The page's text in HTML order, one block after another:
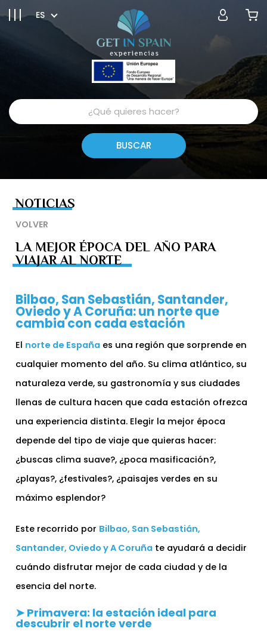
ES
NOTICIAS
VOLVER
LA MEJOR ÉPOCA DEL AÑO PARA
VIAJAR AL NORTE
Bilbao, San Sebastián, Santander,
Oviedo y A Coruña: un norte que
cambia con cada estación
El norte de España es una región que sorprende en
cualquier momento del año. Su clima atlántico, su
naturaleza verde, su gastronomía y sus ciudades
llenas de cultura hacen que cada estación ofrezca
una experiencia distinta. Elegir la mejor época
depende del tipo de viaje que quieras hacer:
¿buscas clima suave?, ¿poca masificación?,
¿playas?, ¿festivales?, ¿paisajes verdes en su
máximo esplendor?
Este recorrido por Bilbao, San Sebastián,
Santander, Oviedo y A Coruña te ayudará a decidir
cuándo disfrutar mejor de cada ciudad y de la
esencia del norte.
➤ Primavera: la estación ideal para
descubrir el norte verde